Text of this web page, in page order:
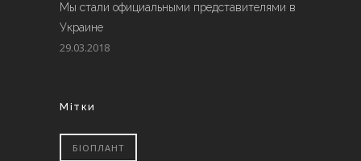
Мы стали официальными представителями в
Украине
29.03.2018
Мітки
БІОПЛАНТ